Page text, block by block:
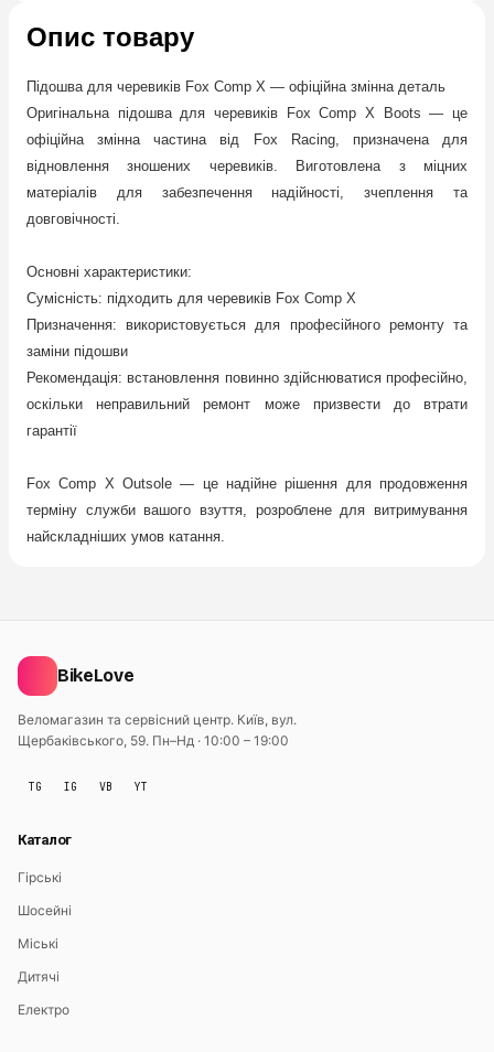
Опис товару
Підошва для черевиків Fox Comp X — офіційна змінна деталь
Оригінальна підошва для черевиків Fox Comp X Boots — це
офіційна змінна частина від Fox Racing, призначена для
відновлення зношених черевиків. Виготовлена з міцних
матеріалів для забезпечення надійності, зчеплення та
довговічності.
Основні характеристики:
Сумісність: підходить для черевиків Fox Comp X
Призначення: використовується для професійного ремонту та
заміни підошви
Рекомендація: встановлення повинно здійснюватися професійно,
оскільки неправильний ремонт може призвести до втрати
гарантії
Fox Comp X Outsole — це надійне рішення для продовження
терміну служби вашого взуття, розроблене для витримування
найскладніших умов катання.
BikeLove
Веломагазин та сервісний центр. Київ, вул.
Щербаківського, 59. Пн–Нд · 10:00 – 19:00
TG IG VB YT
Каталог
Гірські
Шосейні
Міські
Дитячі
Електро